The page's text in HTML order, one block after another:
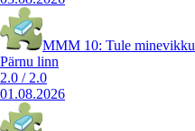
MMM 10: Tule minevikku
Pärnu linn
2.0 / 2.0
01.08.2026